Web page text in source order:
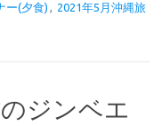
ー(夕食) , 2021年5月沖縄旅
ジンベエ